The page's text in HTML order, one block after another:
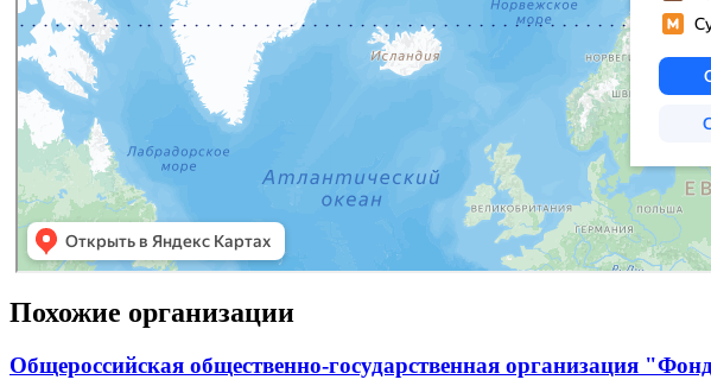
Похожие организации
Общероссийская общественно-государственная организация